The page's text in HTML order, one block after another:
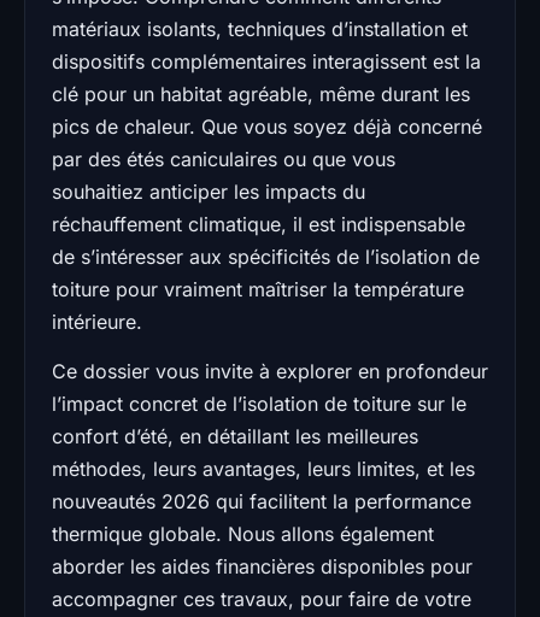
matériaux isolants, techniques d’installation et
dispositifs complémentaires interagissent est la
clé pour un habitat agréable, même durant les
pics de chaleur. Que vous soyez déjà concerné
par des étés caniculaires ou que vous
souhaitiez anticiper les impacts du
réchauffement climatique, il est indispensable
de s’intéresser aux spécificités de l’isolation de
toiture pour vraiment maîtriser la température
intérieure.
Ce dossier vous invite à explorer en profondeur
l’impact concret de l’isolation de toiture sur le
confort d’été, en détaillant les meilleures
méthodes, leurs avantages, leurs limites, et les
nouveautés 2026 qui facilitent la performance
thermique globale. Nous allons également
aborder les aides financières disponibles pour
accompagner ces travaux, pour faire de votre